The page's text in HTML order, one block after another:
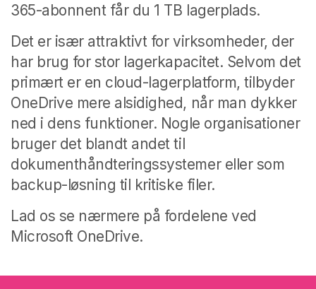
365-abonnent får du 1 TB lagerplads.
Det er især attraktivt for virksomheder, der
har brug for stor lagerkapacitet. Selvom det
primært er en cloud-lagerplatform, tilbyder
OneDrive mere alsidighed, når man dykker
ned i dens funktioner. Nogle organisationer
bruger det blandt andet til
dokumenthåndteringssystemer eller som
backup-løsning til kritiske filer.
Lad os se nærmere på fordelene ved
Microsoft OneDrive.